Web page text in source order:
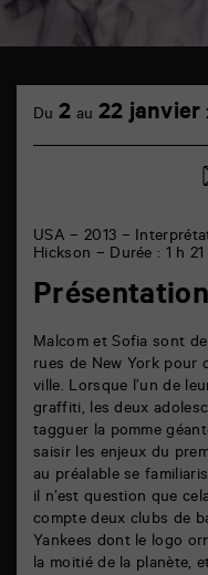
cinéma
PoitiersUSA – 2013 –
Hickson – Durée : 1 h 21
Présentation
Malcom et Sofia sont
rues de New York pour
ville. Lorsque l’un de
graffiti, les deux
tagguer la pomme
saisir les enjeux du
au préalable se
il n’est question que
compte deux clubs de
Yankees dont le logo
la moitié de la planète,
Du 2 au 22 janvier